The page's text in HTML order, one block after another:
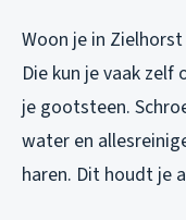
Woon je in
Die kun je vaak
je gootsteen.
water en
haren. Dit houdt je